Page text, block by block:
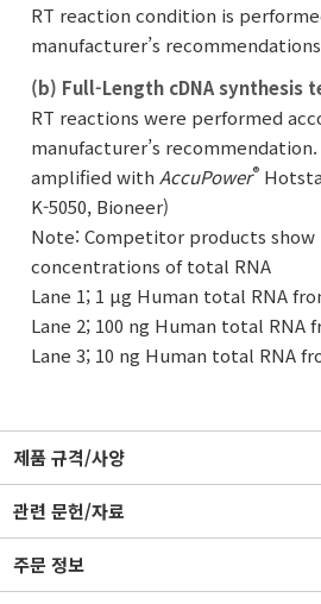
RT reaction condition is
manufacturer’s recommendations
(b) Full-Length cDNA synthesis
RT reactions were performed
manufacturer’s
amplified with AccuPower®
K-5050, Bioneer)
Note: Competitor products
concentrations of total RNA
Lane 1; 1 μg Human total RNA
Lane 2; 100 ng Human total RNA
Lane 3; 10 ng Human total RNA
제품 규격/사양
관련 문헌/자료
주문 정보